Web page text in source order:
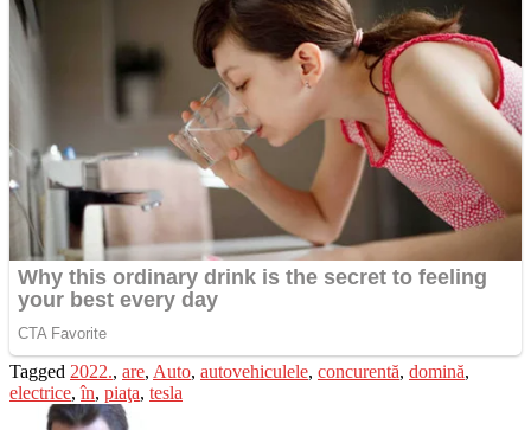
Tagged 2022., are, Auto, autovehiculele, concurentă, domină,
electrice,în, piaţa, tesla